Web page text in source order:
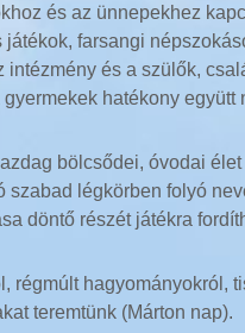
és az ünnepekhez
farsangi
és a szülők,
hatékony együtt
bölcsődei, óvodai élet
légkörben folyó
döntő részét játékra
régmúlt hagyományokról,
teremtünk (Márton nap).